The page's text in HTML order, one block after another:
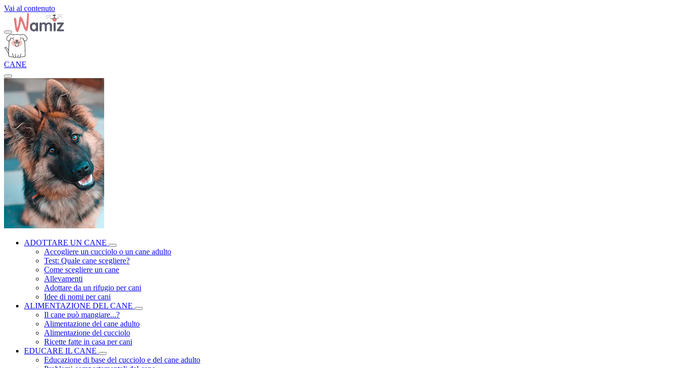
Vai al contenuto
CANE
ADOTTARE UN CANE
Accogliere un cucciolo o un cane adulto
Test: Quale cane scegliere?
Come scegliere un cane
Allevamenti
Adottare da un rifugio per cani
Idee di nomi per cani
ALIMENTAZIONE DEL CANE
Il cane può mangiare...?
Alimentazione del cane adulto
Alimentazione del cucciolo
Ricette fatte in casa per cani
EDUCARE IL CANE
Educazione di base del cucciolo e del cane adulto